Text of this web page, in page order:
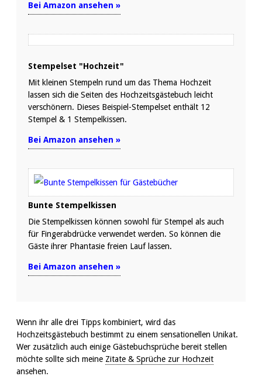
Bei Amazon ansehen »
Stempelset "Hochzeit"
Mit kleinen Stempeln rund um das Thema Hochzeit
lassen sich die Seiten des Hochzeitsgästebuch leicht
verschönern. Dieses Beispiel-Stempelset enthält 12
Stempel & 1 Stempelkissen.
Bei Amazon ansehen »
Bunte Stempelkissen
Die Stempelkissen können sowohl für Stempel als auch
für Fingerabdrücke verwendet werden. So können die
Gäste ihrer Phantasie freien Lauf lassen.
Bei Amazon ansehen »
Wenn ihr alle drei Tipps kombiniert, wird das
Hochzeitsgästebuch bestimmt zu einem sensationellen Unikat.
Wer zusätzlich auch einige Gästebuchsprüche bereit stellen
möchte sollte sich meine Zitate & Sprüche zur Hochzeit
ansehen.